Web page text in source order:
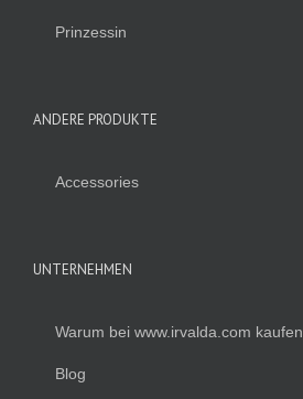
Prinzessin
ANDERE PRODUKTE
Accessories
UNTERNEHMEN
Warum bei www.irvalda.com kaufen
Blog